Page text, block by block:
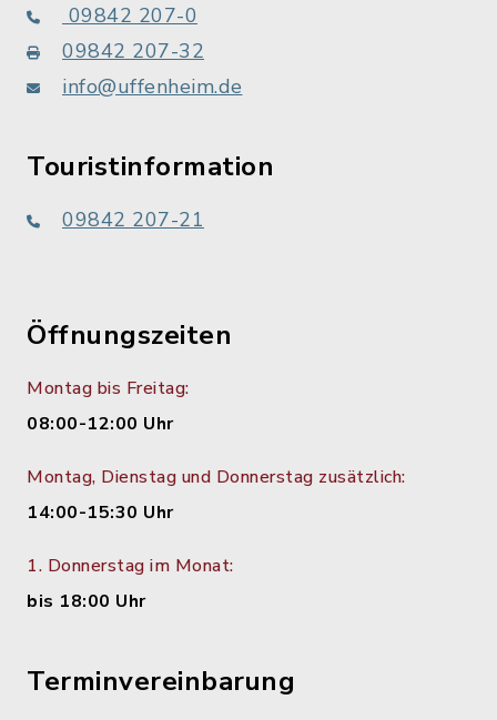
09842 207-0
09842 207-32
info@uffenheim.de
Touristinformation
09842 207-21
Öffnungszeiten
Montag bis Freitag:
08:00-12:00 Uhr
Montag, Dienstag und Donnerstag zusätzlich:
14:00-15:30 Uhr
1. Donnerstag im Monat:
bis 18:00 Uhr
Terminvereinbarung